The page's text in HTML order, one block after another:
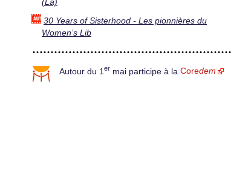
(La)
30 Years of Sisterhood - Les pionnières du
Women’s Lib
Autour du 1 er mai participe à la Coredem